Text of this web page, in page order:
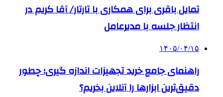
تمایل باقری برای همکاری با تارتار/ آقا کریم در
انتظار جلسه با مدیرعامل
۱۴۰۵/۰۴/۱۵
راهنمای جامع خرید تجهیزات اندازه گیری؛ چطور
دقیق‌ترین ابزارها را آنلاین بخریم؟